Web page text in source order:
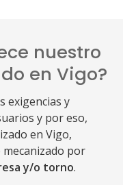
nuestro
en Vigo?
exigencias y
y por eso,
en Vigo,
por
y/o torno.